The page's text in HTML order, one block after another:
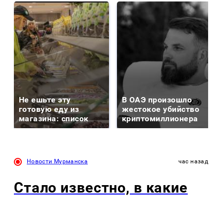
Не ешьте эту
готовую еду из
магазина: список
В ОАЭ произошло
жестокое убийство
криптомиллионера
Новости Мурманска час назад
Стало известно, в какие